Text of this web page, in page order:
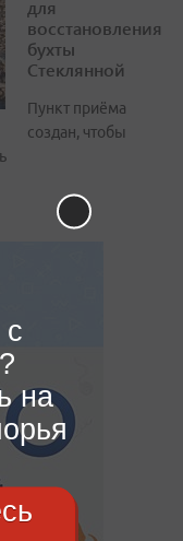
для
восстановления
бухты
Стеклянной
Пункт приёма
создан, чтобы
на